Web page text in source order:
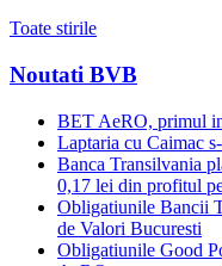
Toate stirile
Noutati BVB
BET AeRO, primul
Laptaria cu Caimac
Banca Transilvania
0,17 lei din profitul
Obligatiunile Bancii
de Valori Bucuresti
Obligatiunile Good